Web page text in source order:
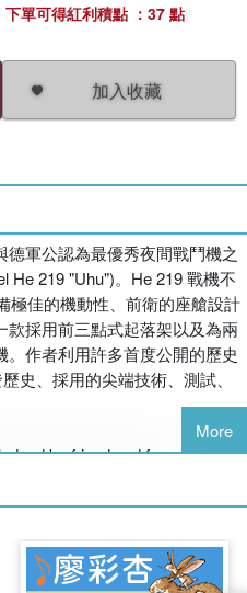
加入收藏
下單可得紅利積點 ：37 點
軍公認為最優秀夜間戰鬥機之
He 219 "Uhu")。He 219 戰機不
極佳的機動性、前衛的座艙設計
採用前三點式起落架以及為兩
作者利用許多首度公開的歷史
史、採用的尖端技術、測試、
by friend and foe alike as
of World War II. In 1942,
the twin-engined He 219.
a maximum speed in
excellent
cockpit, and was equipped
More